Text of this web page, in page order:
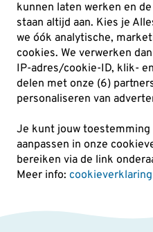
kunnen laten werken en
staan altijd aan. Kies je
we óók analytische,
cookies. We verwerken
IP-adres/cookie-ID, klik-
delen met onze (6)
personaliseren van
Je kunt jouw
aanpassen in onze
bereiken via de link
Meer info: cookieverklaring